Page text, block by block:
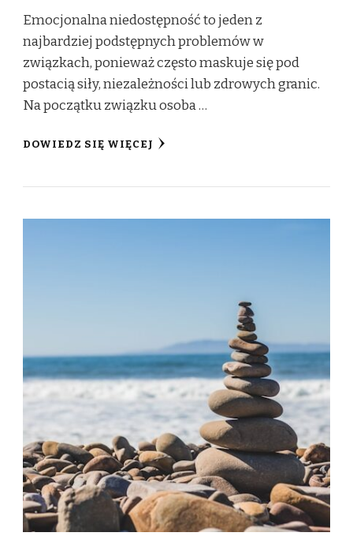
Emocjonalna niedostępność to jeden z
najbardziej podstępnych problemów w
związkach, ponieważ często maskuje się pod
postacią siły, niezależności lub zdrowych granic.
Na początku związku osoba …
DOWIEDZ SIĘ WIĘCEJ